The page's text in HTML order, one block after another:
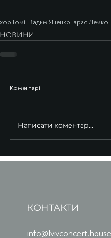
хор ГомінВадим ЯценкоТарас Демко
НОВИНИ
Коментарі
Написати коментар...
КОНТАКТИ
info@lvivconcert.house